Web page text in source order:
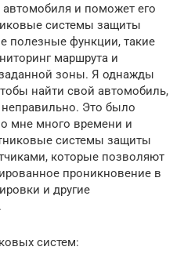
и поможет его
системы защиты
полезные функции, такие
маршрута и
зоны. Я однажды
найти свой автомобиль,
Это было
мне много времени и
системы защиты
которые позволяют
проникновение в
и другие
систем: